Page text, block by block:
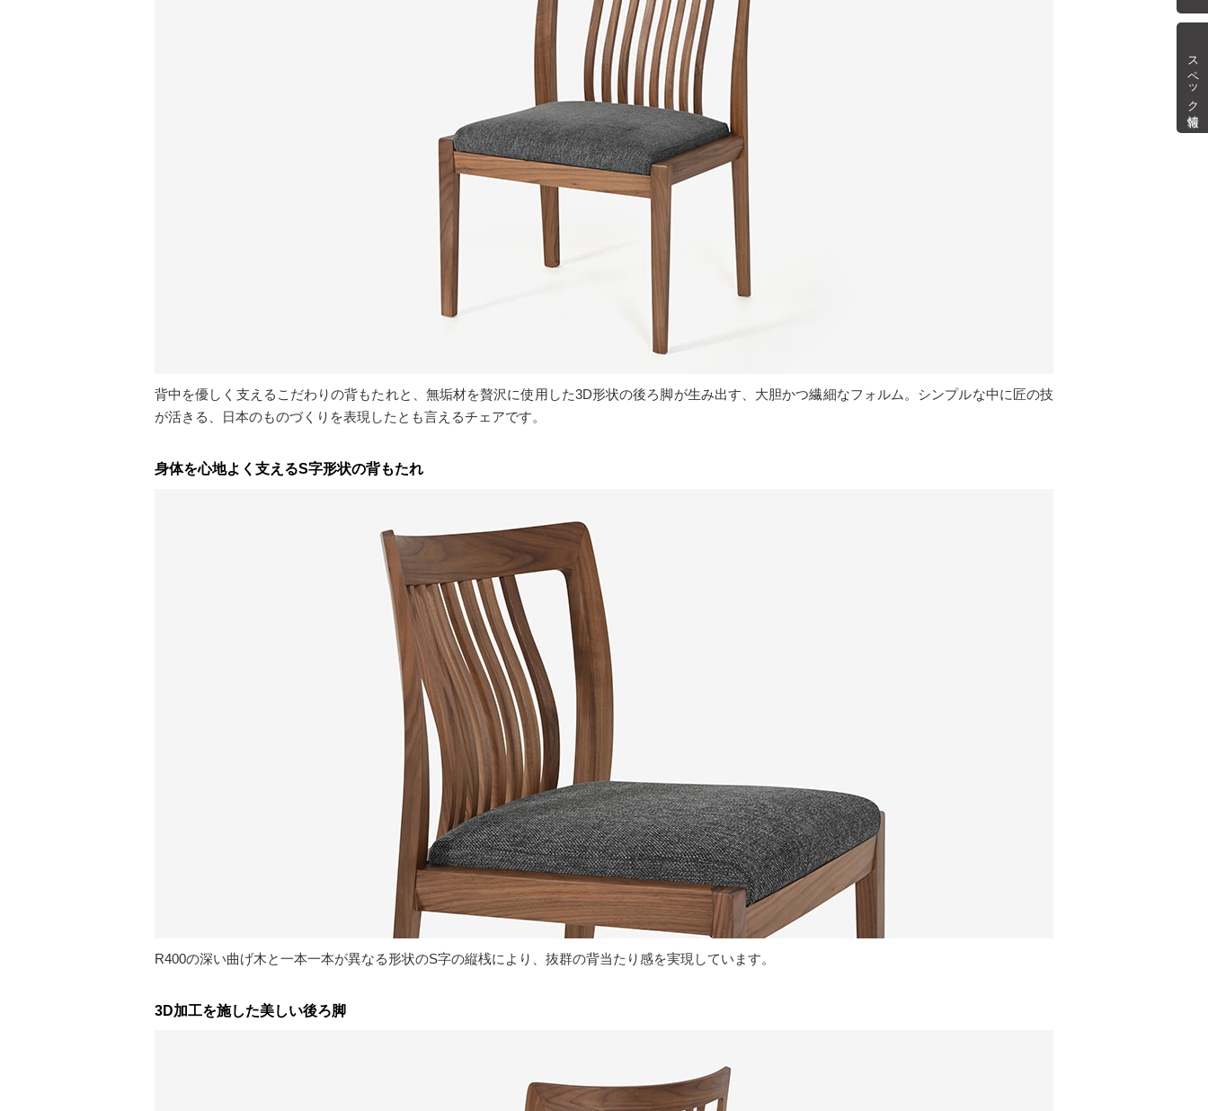
スペック情報
背中を優しく支えるこだわりの背もたれと、無垢材を贅沢に使用した3D形状の後ろ脚が生み出す、大胆かつ繊細なフォルム。シンプルな中に匠の技
が活きる、日本のものづくりを表現したとも言えるチェアです。
身体を心地よく支えるS字形状の背もたれ
R400の深い曲げ木と一本一本が異なる形状のS字の縦桟により、抜群の背当たり感を実現しています。
3D加工を施した美しい後ろ脚